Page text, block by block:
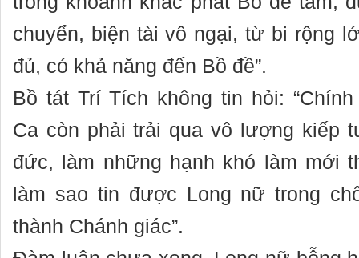
chuyển, biện tài vô ngại, từ bi rộng
đủ, có khả năng đến Bồ đề”.
Bồ tát Trí Tích không tin hỏi:
Ca còn phải trải qua vô lượng kiếp
đức, làm những hạnh khó làm mới
làm sao tin được Long nữ trong
thành Chánh giác”.